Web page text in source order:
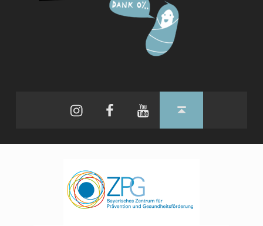
FacebookYouTubeBack to top ↑